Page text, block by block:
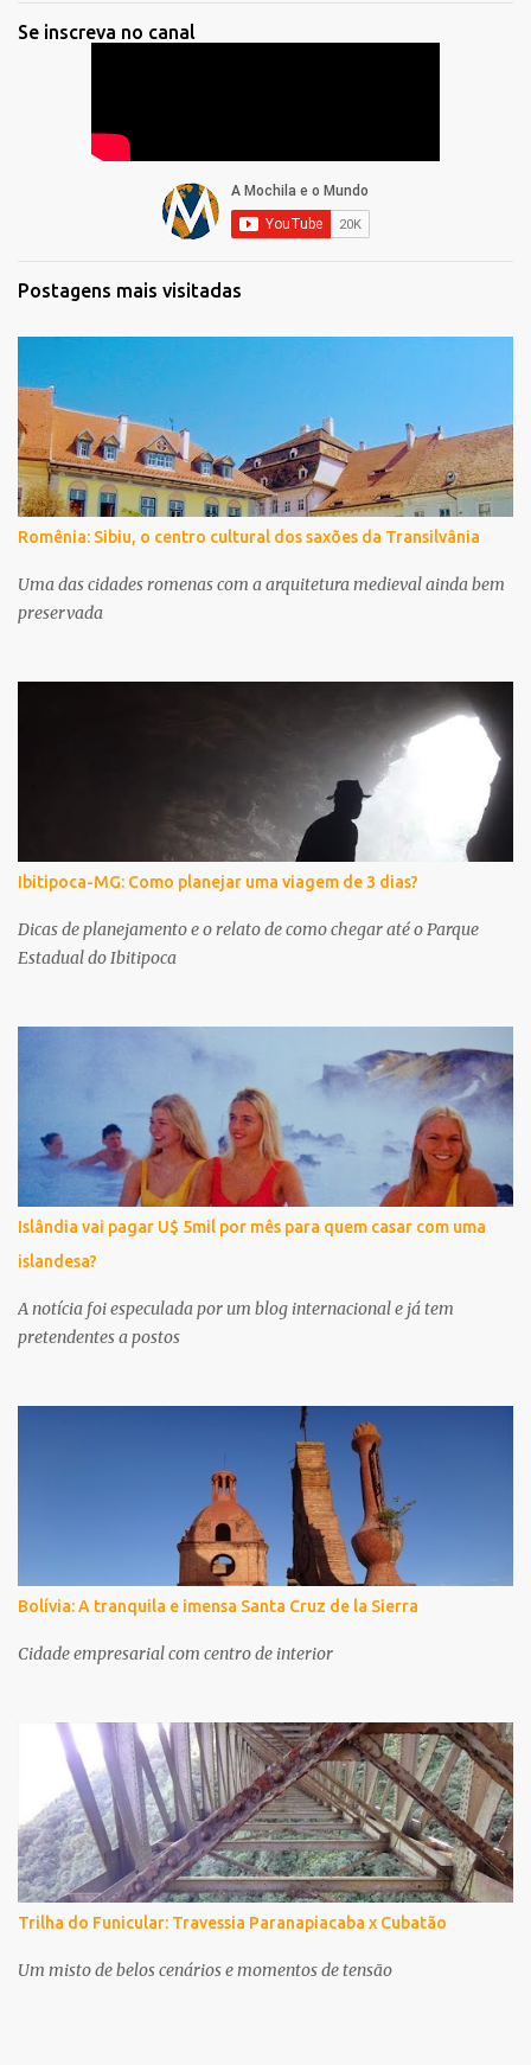
Se inscreva no canal
Postagens mais visitadas
Romênia: Sibiu, o centro cultural dos saxões da Transilvânia
Uma das cidades romenas com a arquitetura medieval ainda bem
preservada
Ibitipoca-MG: Como planejar uma viagem de 3 dias?
Dicas de planejamento e o relato de como chegar até o Parque
Estadual do Ibitipoca
Islândia vai pagar U$ 5mil por mês para quem casar com uma
islandesa?
A notícia foi especulada por um blog internacional e já tem
pretendentes a postos
Bolívia: A tranquila e imensa Santa Cruz de la Sierra
Cidade empresarial com centro de interior
Trilha do Funicular: Travessia Paranapiacaba x Cubatão
Um misto de belos cenários e momentos de tensão